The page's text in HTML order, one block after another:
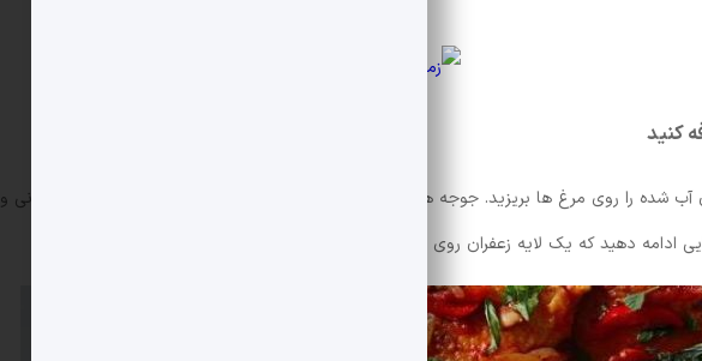
آب شده را روی مرغ ها بریزید. جوجه ها را هر چند دقیقه یکبار بچرخانید تا همه قسمت ها زعفرانی و
ادامه دهید که یک لایه زعفران روی مرغ ها را بپوشاند.